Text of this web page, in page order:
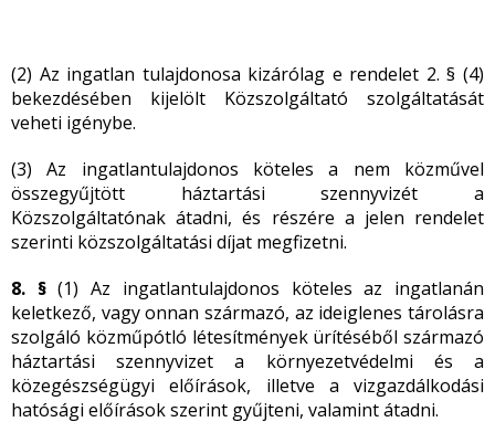
(2) Az ingatlan tulajdonosa kizárólag e rendelet 2. § (4)
bekezdésében kijelölt Közszolgáltató szolgáltatását
veheti igénybe.
(3) Az ingatlantulajdonos köteles a nem közművel
összegyűjtött háztartási szennyvizét a
Közszolgáltatónak átadni, és részére a jelen rendelet
szerinti közszolgáltatási díjat megfizetni.
8. §(1) Az ingatlantulajdonos köteles az ingatlanán
keletkező, vagy onnan származó, az ideiglenes tárolásra
szolgáló közműpótló létesítmények ürítéséből származó
háztartási szennyvizet a környezetvédelmi és a
közegészségügyi előírások, illetve a vizgazdálkodási
hatósági előírások szerint gyűjteni, valamint átadni.